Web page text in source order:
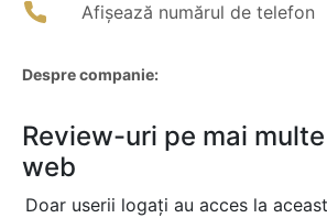
Afișează numărul de telefon
Despre companie:
Review-uri pe mai
web
Doar userii logați au acces la